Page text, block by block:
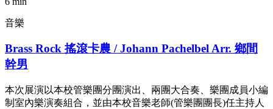
音樂
Brass Rock 搖滾卡農 / Johann Pachelbel Arr. 鄉間
幹男
本次展演以本校管樂團分團演出、兩團大合奏、樂團成員小編
制室內樂演奏組合，並由本校音樂老師(管樂團團長)任主持人